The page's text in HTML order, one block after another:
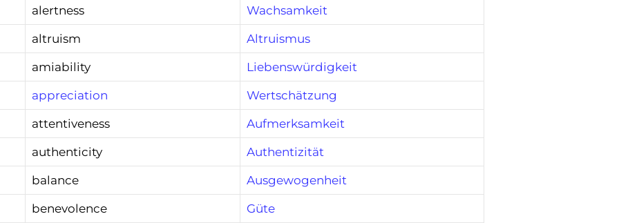
alertness Wachsamkeit
altruism Altruismus
amiability Liebenswürdigkeit
appreciation Wertschätzung
attentiveness Aufmerksamkeit
authenticity Authentizität
balance Ausgewogenheit
benevolence Güte